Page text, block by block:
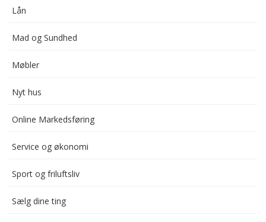
Lån
Mad og Sundhed
Møbler
Nyt hus
Online Markedsføring
Service og økonomi
Sport og friluftsliv
Sælg dine ting